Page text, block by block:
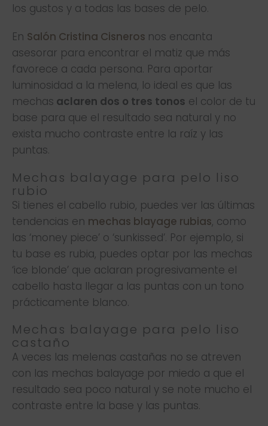
los gustos y a todas las bases de pelo.
En Salón Cristina Cisneros nos encanta
asesorar para encontrar el matiz que más
favorece a cada persona. Para aportar
luminosidad a la melena, lo ideal es que las
mechas aclaren dos o tres tonos el color de tu
base para que el resultado sea natural y no
exista mucho contraste entre la raíz y las
puntas.
Mechas balayage para pelo liso
rubio
Si tienes el cabello rubio, puedes ver las últimas
tendencias en mechas blayage rubias, como
las ‘money piece’ o ‘sunkissed’. Por ejemplo, si
tu base es rubia, puedes optar por las mechas
‘ice blonde’ que aclaran progresivamente el
cabello hasta llegar a las puntas con un tono
prácticamente blanco.
Mechas balayage para pelo liso
castaño
A veces las melenas castañas no se atreven
con las mechas balayage por miedo a que el
resultado sea poco natural y se note mucho el
contraste entre la base y las puntas.